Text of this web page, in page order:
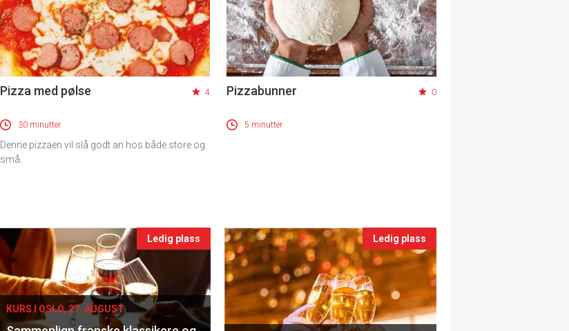
Pizza med pølse 4
30 minutter
Denne pizzaen vil slå godt an hos både store og
små.
Pizzabunner 0
5 minutter
Ledig plass
KURS I OSLO, 27. AUGUST
Ledig plass